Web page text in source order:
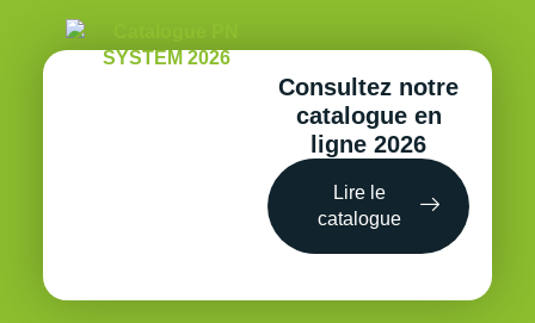
Consultez notre
catalogue en
ligne 2026
Lire le
catalogue